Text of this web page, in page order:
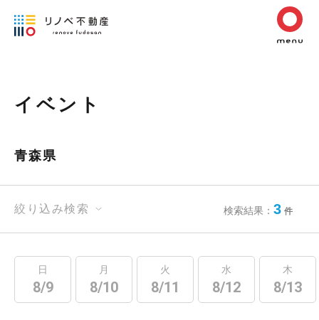
イベント
青森県
絞り込み検索 検索結果： 3 件
日
8/9
月
8/10
火
8/11
水
8/12
木
8/13